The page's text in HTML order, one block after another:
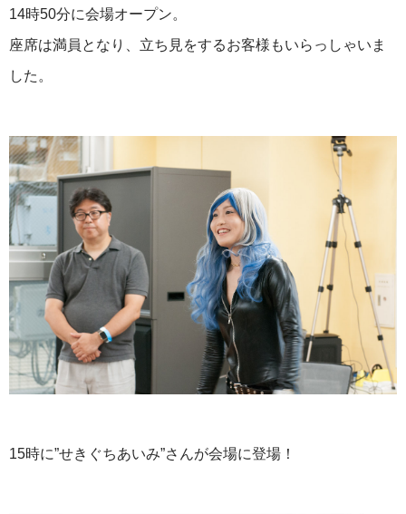
14時50分に会場オープン。
座席は満員となり、立ち見をするお客様もいらっしゃいま
した。
15時に”せきぐちあいみ”さんが会場に登場！